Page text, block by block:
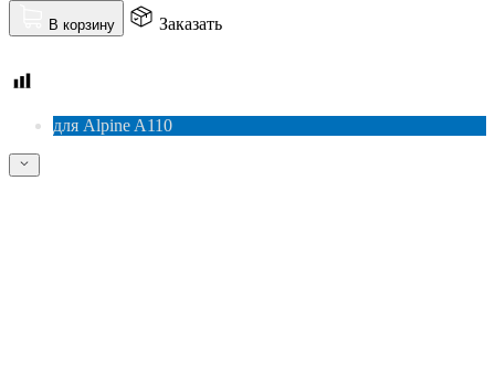
В корзину Заказать
для Alpine A110